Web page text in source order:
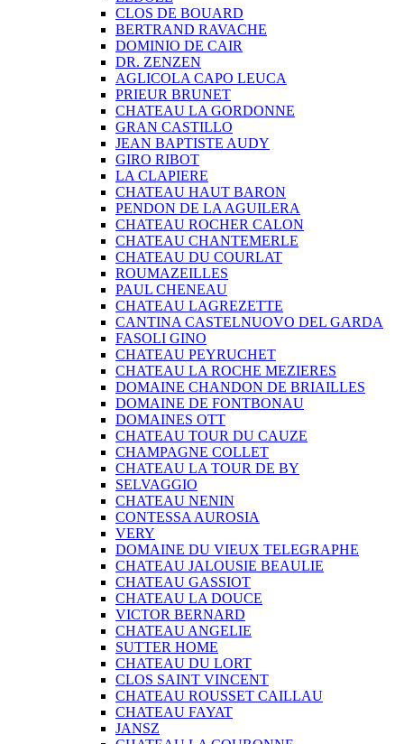
CLOS DE BOUARD
BERTRAND RAVACHE
DOMINIO DE CAIR
DR. ZENZEN
AGLICOLA CAPO LEUCA
PRIEUR BRUNET
CHATEAU LA GORDONNE
GRAN CASTILLO
JEAN BAPTISTE AUDY
GIRO RIBOT
LA CLAPIERE
CHATEAU HAUT BARON
PENDON DE LA AGUILERA
CHATEAU ROCHER CALON
CHATEAU CHANTEMERLE
CHATEAU DU COURLAT
ROUMAZEILLES
PAUL CHENEAU
CHATEAU LAGREZETTE
CANTINA CASTELNUOVO DEL GARDA
FASOLI GINO
CHATEAU PEYRUCHET
CHATEAU LA ROCHE MEZIERES
DOMAINE CHANDON DE BRIAILLES
DOMAINE DE FONTBONAU
DOMAINES OTT
CHATEAU TOUR DU CAUZE
CHAMPAGNE COLLET
CHATEAU LA TOUR DE BY
SELVAGGIO
CHATEAU NENIN
CONTESSA AUROSIA
VERY
DOMAINE DU VIEUX TELEGRAPHE
CHATEAU JALOUSIE BEAULIE
CHATEAU GASSIOT
CHATEAU LA DOUCE
VICTOR BERNARD
CHATEAU ANGELIE
SUTTER HOME
CHATEAU DU LORT
CLOS SAINT VINCENT
CHATEAU ROUSSET CAILLAU
CHATEAU FAYAT
JANSZ